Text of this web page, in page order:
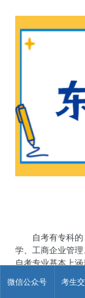
微信公众号 考生
自考有专科的
学、工商企业管
自考专业基本上
非常广泛。